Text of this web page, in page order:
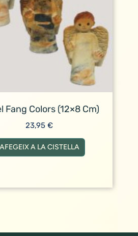
Fang Colors (12×8 Cm)
23,95€
AFEGEIX A LA CISTELLA